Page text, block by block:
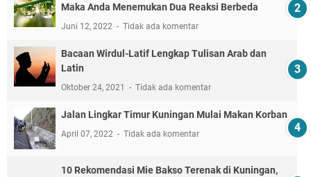
Maka Anda Menemukan Dua Reaksi Berbeda
Juni 12, 2022 Tidak ada komentar
Bacaan Wirdul-Latif Lengkap Tulisan Arab dan
Latin
Oktober 24, 2021 Tidak ada komentar
Jalan Lingkar Timur Kuningan Mulai Makan Korban
April 07, 2022 Tidak ada komentar
10 Rekomendasi Mie Bakso Terenak di Kuningan,